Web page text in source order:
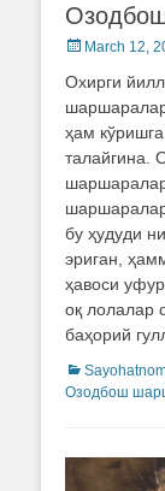
Posted
March 12,
Охирги
ҳам
талайгина.
бу ҳудуди
эриган,
ҳавоси
оқ лолалар
баҳорий
Categories
Озодбош